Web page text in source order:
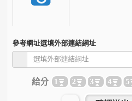
參考網址選填外部連結網址
給分 1 2 3 4 5